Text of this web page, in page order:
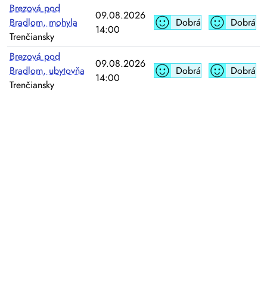
Brezová pod
Bradlom, mohyla
Trenčiansky
09.08.2026
14:00
Dobrá Dobrá
Brezová pod
Bradlom, ubytovňa
Trenčiansky
09.08.2026
14:00
Dobrá Dobrá